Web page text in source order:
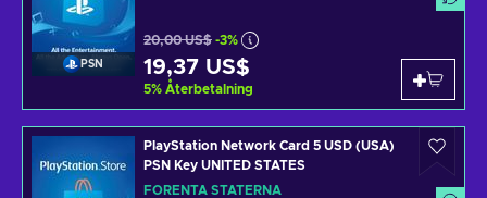
PSN
20,00 US$ -3%
19,37 US$
5% Återbetalning
PlayStation Network Card 5 USD (USA)
PSN Key UNITED STATES
FÖRENTA STATERNA